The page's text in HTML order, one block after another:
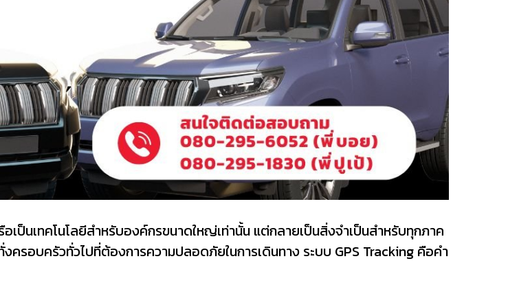
เป็นเทคโนโลยีสำหรับองค์กรขนาดใหญ่เท่านั้น แต่กลายเป็นสิ่งจำเป็นสำหรับทุกภาค
ครอบครัวทั่วไปที่ต้องการความปลอดภัยในการเดินทาง ระบบ GPS Tracking คือคำ